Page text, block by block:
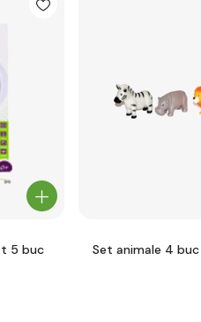
5 buc Set animale 4 buc